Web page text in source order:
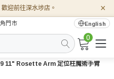
迎前往深水埗店。 ×
門市 English
0
11" Rosette Arm 定位柱魔術手臂